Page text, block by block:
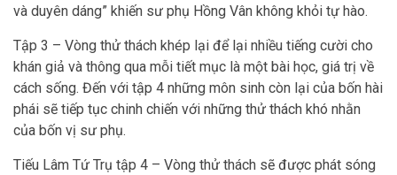
và duyên dáng” khiến sư phụ Hồng Vân không khỏi tự hào.
Tập 3 – Vòng thử thách khép lại để lại nhiều tiếng cười cho
khán giả và thông qua mỗi tiết mục là một bài học, giá trị về
cách sống. Đến với tập 4 những môn sinh còn lại của bốn hài
phái sẽ tiếp tục chinh chiến với những thử thách khó nhằn
của bốn vị sư phụ.
Tiếu Lâm Tứ Trụ tập 4 – Vòng thử thách sẽ được phát sóng